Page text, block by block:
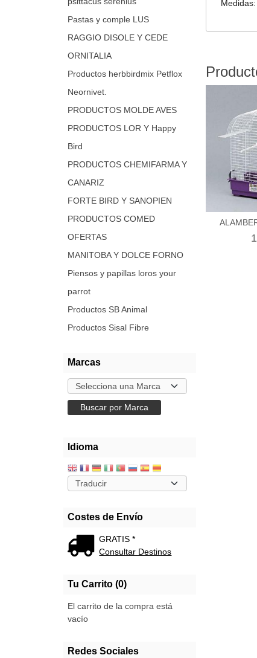
Pastas y comple LUS
RAGGIO DISOLE Y CEDE
ORNITALIA
Productos herbbirdmix Petflox
Neornivet.
PRODUCTOS MOLDE AVES
PRODUCTOS LOR Y Happy
Bird
PRODUCTOS CHEMIFARMA Y
CANARIZ
FORTE BIRD Y SANOPIEN
PRODUCTOS COMED
OFERTAS
MANITOBA Y DOLCE FORNO
Piensos y papillas loros your
parrot
Productos SB Animal
Productos Sisal Fibre
Marcas
Idioma
Costes de Envío
GRATIS *
Consultar Destinos
Tu Carrito (0)
El carrito de la compra está
vacío
Redes Sociales